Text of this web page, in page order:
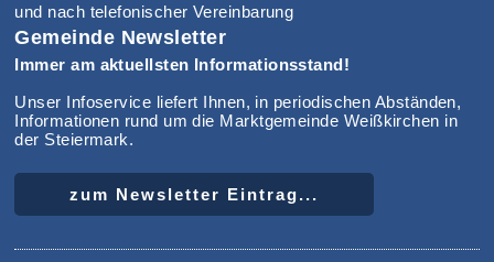
und nach telefonischer Vereinbarung
Gemeinde Newsletter
Immer am aktuellsten Informationsstand!
Unser Infoservice liefert Ihnen, in periodischen Abständen,
Informationen rund um die Marktgemeinde Weißkirchen in
der Steiermark.
zum Newsletter Eintrag...